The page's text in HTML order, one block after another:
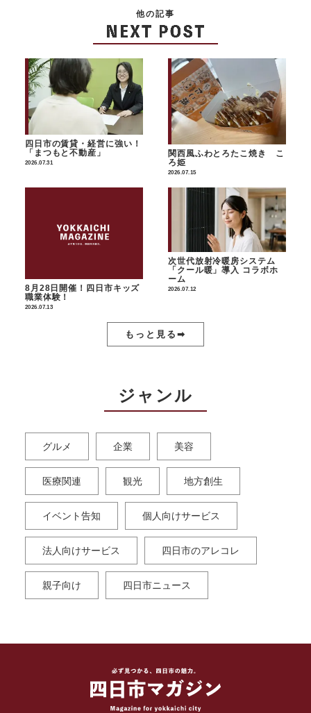
他の記事
四日市の賃貸・経営に強い！
「まつもと不動産」
2026.07.31
関西風ふわとろたこ焼き こ
ろ姫
2026.07.15
8月28日開催！四日市キッズ
職業体験！
2026.07.13
次世代放射冷暖房システム
「クール暖」導入 コラボホ
ーム
2026.07.12
もっと見る➡︎
ジャンル
グルメ 企業 美容
医療関連 観光 地方創生
イベント告知 個人向けサービス
法人向けサービス 四日市のアレコレ
親子向け 四日市ニュース